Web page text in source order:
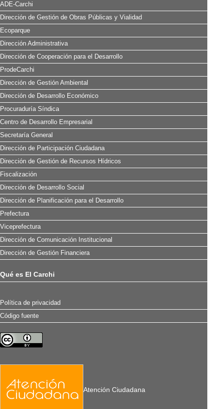
ADE-Carchi
Dirección de Gestión de Obras Públicas y Vialidad
Ecoparque
Dirección Administrativa
Dirección de Cooperación para el Desarrollo
ProdeCarchi
Dirección de Gestión Ambiental
Dirección de Desarrollo Económico
Procuraduría Síndica
Centro de Desarrollo Empresarial
Secretaría General
Dirección de Participación Ciudadana
Dirección de Gestión de Recursos Hídricos
Fiscalización
Dirección de Desarrollo Social
Dirección de Planificación para el Desarrollo
Prefectura
Viceprefectura
Dirección de Comunicación Institucional
Dirección de Gestión Financiera
Qué es El Carchi
Política de privacidad
Código fuente
Atención Ciudadana